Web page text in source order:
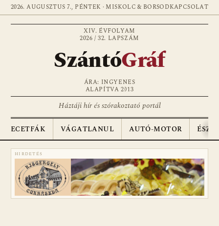
2026. AUGUSZTUS 7., PÉNTEK · MISKOLC & BORSODKAPCSOLAT
XIV. ÉVFOLYAM
2026 / 32. LAPSZÁM
SzántóGráf
ÁRA: INGYENES
ALAPÍTVA 2013
Háztáji hír és szórakoztató portál
ECETFÁK VÁGATLANUL AUTÓ-MOTOR
HIRDETÉS